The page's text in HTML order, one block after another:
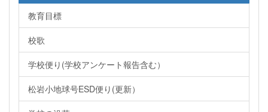
教育目標
校歌
学校便り(学校アンケート報告含む）
松岩小地球号ESD便り(更新）